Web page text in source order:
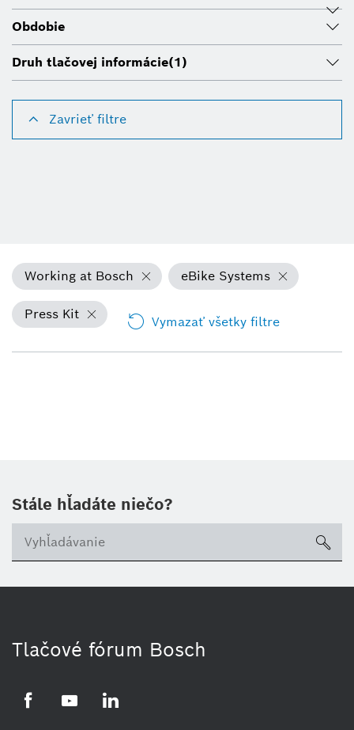
Obdobie
Druh tlačovej informácie(1)
Zavrieť filtre
Working at Bosch eBike Systems
Press Kit Vymazať všetky filtre
Stále hľadáte niečo?
Tlačové fórum Bosch